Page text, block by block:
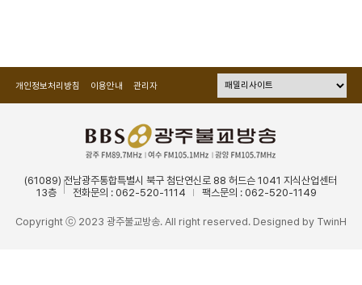
개인정보처리방침 이용안내 관리자
(61089) 전남광주통합특별시 북구 첨단연신로 88 허드슨 1041 지식산업센터
13층
전화문의 : 062-520-1114 팩스문의 : 062-520-1149
Copyright ⓒ 2023 광주불교방송. All right reserved. Designed by TwinH